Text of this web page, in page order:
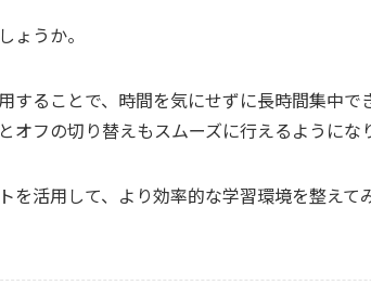
ょうか。
することで、時間を気にせずに長時間集中
オフの切り替えもスムーズに行えるようにな
を活用して、より効率的な学習環境を整えて